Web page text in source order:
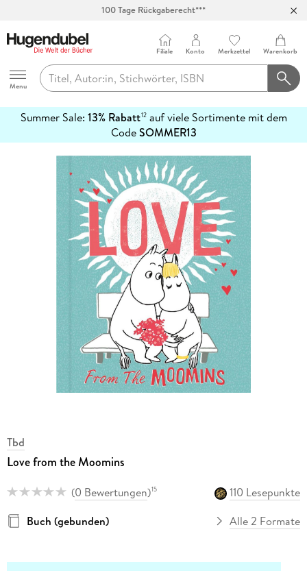
100 Tage Rückgaberecht***
Hugendubel
Menu
Filiale Konto Merkzettel Warenkorb
Summer Sale: 13% Rabatt12auf viele Sortimente mit dem
CodeSOMMER13
erfahren
Tbd
Love from the Moomins
(0 Bewertungen)15
110 Lesepunkte
Buch (gebunden)
Alle 2 Formate